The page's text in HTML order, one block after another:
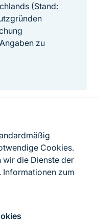
Cookies.
wir die Dienste der
Informationen zum
(Stand:
zu
BfN